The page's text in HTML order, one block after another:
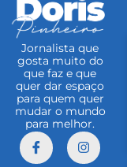
Jornalista que
gosta muito do
que faz e que
quer dar espaço
para quem quer
mudar o mundo
para melhor.